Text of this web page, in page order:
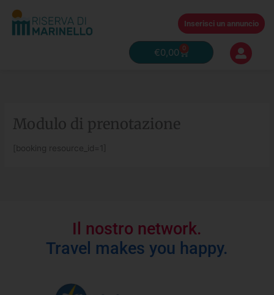
contenuto
Inserisci un annuncio
€0,00 0
Carrello
Modulo di prenotazione
[booking resource_id=1]
Il nostro network.
Travel makes you happy.